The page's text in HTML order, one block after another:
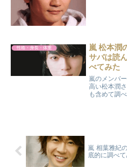
性格・身長・体重
嵐 松本潤
サバは読
べてみた
嵐のメンバ
高い松本潤
も含めて調
嵐 相葉雅紀
底的に調べて